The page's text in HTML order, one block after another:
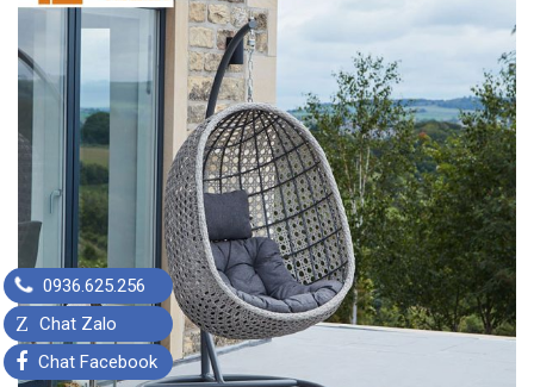
0936.625.256
Z Chat Zalo
Chat Facebook